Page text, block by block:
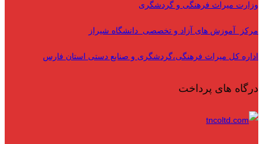
وزارت میراث فرهنگی و گردشگری
مرکز آموزش های آزاد و تخصصی دانشگاه شیراز
اداره کل میراث فرهنگی،گردشگری و صنایع دستی استان فارس
درگاه های پرداخت